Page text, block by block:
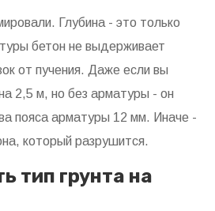
Глубина - это только
бетон не выдерживает
от пучения. Даже если вы
2,5 м, но без арматуры - он
пояса арматуры 12 мм. Иначе -
который разрушится.
тип грунта на